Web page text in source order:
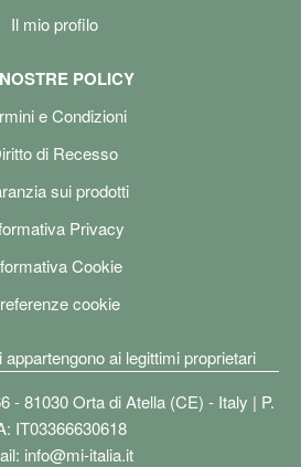
Il mio profilo
POLICY
e Condizioni
di Recesso
sui prodotti
Privacy
Cookie
cookie
ai legittimi proprietari
- 81030 Orta di Atella (CE) - Italy | P.
IT03366630618
info@mi-italia.it